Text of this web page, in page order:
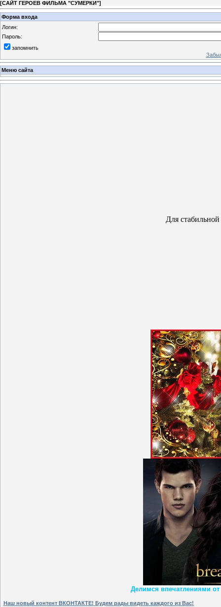
[САЙТ ГЕРОЕВ ФИЛЬМА "СУМЕРКИ"]
Форма входа
Логин:
Пароль:
запомнить
Меню сайта
Для
Делимся впечатлениями
Наш новый контент ВКОНТАКТЕ! Будем рады видеть каждого из Вас!